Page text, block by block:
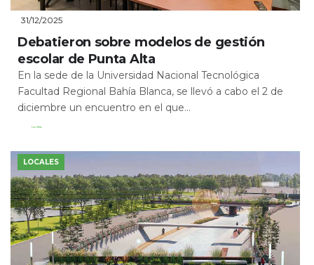
31/12/2025
Debatieron sobre modelos de gestión
escolar de Punta Alta
En la sede de la Universidad Nacional Tecnológica
Facultad Regional Bahía Blanca, se llevó a cabo el 2 de
diciembre un encuentro en el que...
Leer Más
LOCALES